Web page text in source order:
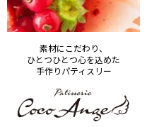
素材にこだわり、
ひとつひとつ心を込めた
手作りパティスリー